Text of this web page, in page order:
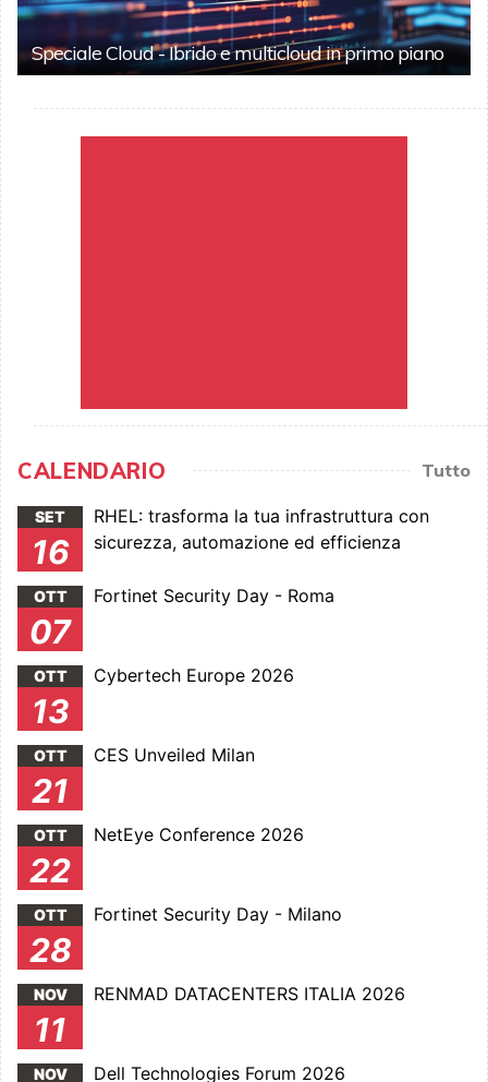
Speciale Cloud - Ibrido e multicloud in primo piano
CALENDARIO Tutto
SET
16
RHEL: trasforma la tua infrastruttura con
sicurezza, automazione ed efficienza
OTT
07
Fortinet Security Day - Roma
OTT
13
Cybertech Europe 2026
OTT
21
CES Unveiled Milan
OTT
22
NetEye Conference 2026
OTT
28
Fortinet Security Day - Milano
NOV
11
RENMAD DATACENTERS ITALIA 2026
NOV Dell Technologies Forum 2026